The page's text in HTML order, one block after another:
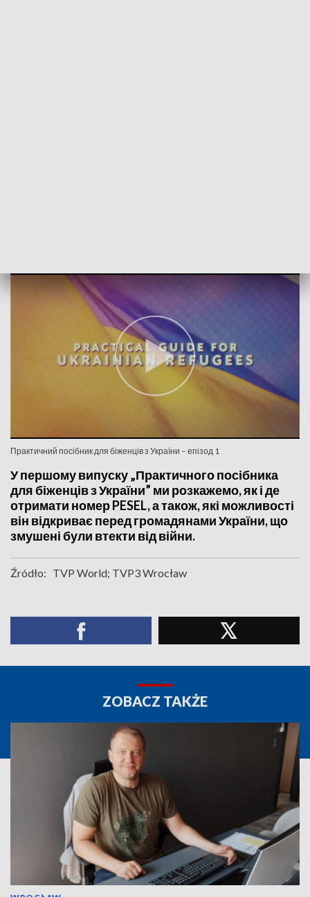
Практичний посібник для біженців з України – епізод 1
У першому випуску „Практичного посібника
для біженців з України” ми розкажемо, як і де
отримати номер PESEL, а також, які можливості
він відкриває перед громадянами України, що
змушені були втекти від війни.
Źródło: TVP World; TVP3 Wrocław
ZOBACZ TAKŻE